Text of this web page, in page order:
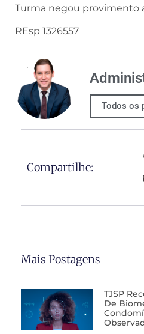
Turma negou provimento
REsp 1326557
Todos os
Compartilhe:
Mais Postagens
TJSP
De